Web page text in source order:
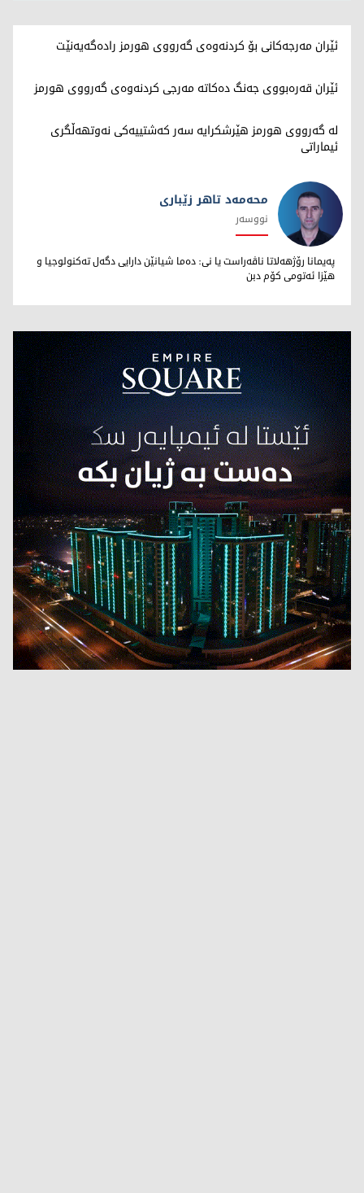
ئێران مەرجەکانی بۆ کردنەوەی گەرووی هورمز رادەگەیەنێت
ئێران قەرەبووی جەنگ دەکاتە مەرجی کردنەوەی گەرووی هورمز
لە گەرووی هورمز هێرشکرایە سەر کەشتییەکی نەوتهەڵگری
ئیماراتی
محەمەد تاهر زێبارى
محەمەد تاهر زێبارى
نووسەر
پەیمانا رۆژهەلاتا ناڤەراست یا نى: دەما شیانێن دارایى دگەل تەکنولوجیا و
هێزا ئەتومى کۆم دبن